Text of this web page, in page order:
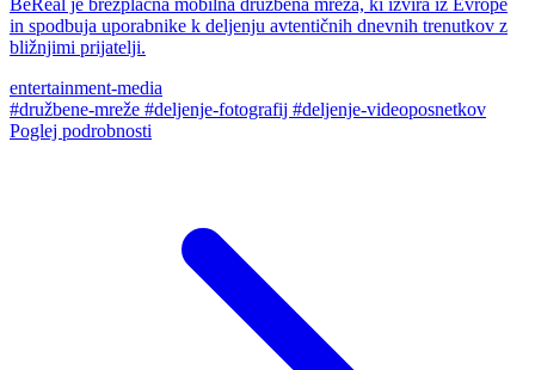
BeReal je brezplačna mobilna družbena mreža, ki izvira iz Evrope
in spodbuja uporabnike k deljenju avtentičnih dnevnih trenutkov z
bližnjimi prijatelji.
entertainment-media
#družbene-mreže #deljenje-fotografij #deljenje-videoposnetkov
Poglej podrobnosti